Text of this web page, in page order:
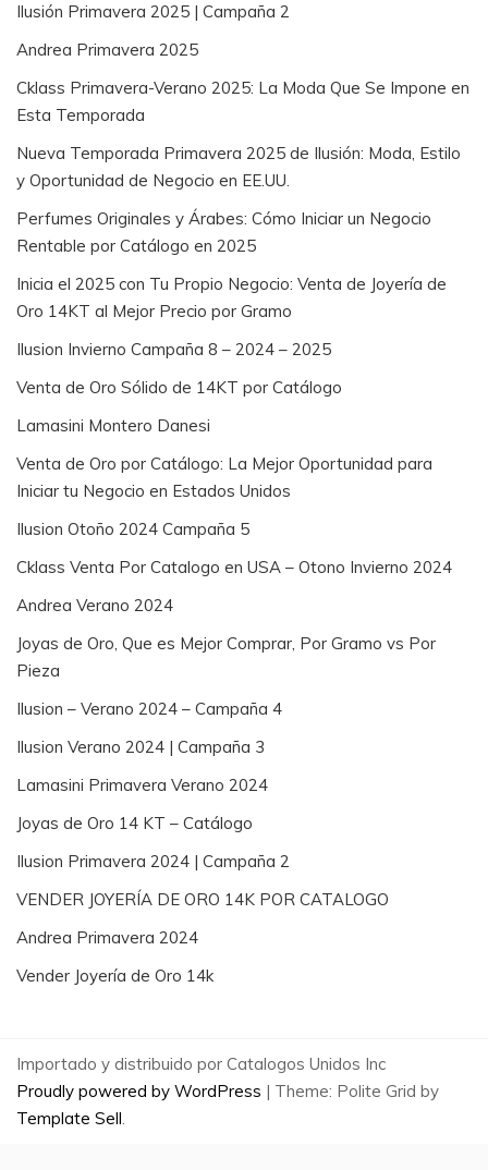
Ilusión Primavera 2025 | Campaña 2
Andrea Primavera 2025
Cklass Primavera-Verano 2025: La Moda Que Se Impone en
Esta Temporada
Nueva Temporada Primavera 2025 de Ilusión: Moda, Estilo
y Oportunidad de Negocio en EE.UU.
Perfumes Originales y Árabes: Cómo Iniciar un Negocio
Rentable por Catálogo en 2025
Inicia el 2025 con Tu Propio Negocio: Venta de Joyería de
Oro 14KT al Mejor Precio por Gramo
Ilusion Invierno Campaña 8 – 2024 – 2025
Venta de Oro Sólido de 14KT por Catálogo
Lamasini Montero Danesi
Venta de Oro por Catálogo: La Mejor Oportunidad para
Iniciar tu Negocio en Estados Unidos
Ilusion Otoño 2024 Campaña 5
Cklass Venta Por Catalogo en USA – Otono Invierno 2024
Andrea Verano 2024
Joyas de Oro, Que es Mejor Comprar, Por Gramo vs Por
Pieza
Ilusion – Verano 2024 – Campaña 4
Ilusion Verano 2024 | Campaña 3
Lamasini Primavera Verano 2024
Joyas de Oro 14 KT – Catálogo
Ilusion Primavera 2024 | Campaña 2
VENDER JOYERÍA DE ORO 14K POR CATALOGO
Andrea Primavera 2024
Vender Joyería de Oro 14k
Importado y distribuido por Catalogos Unidos Inc
Proudly powered by WordPress | Theme: Polite Grid by
Template Sell.